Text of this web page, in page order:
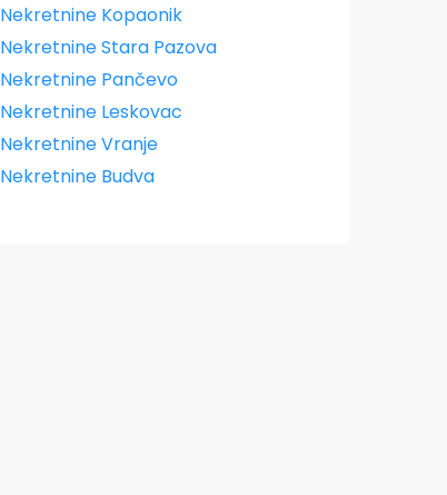
Nekretnine Kopaonik
Nekretnine Stara Pazova
Nekretnine Pančevo
Nekretnine Leskovac
Nekretnine Vranje
Nekretnine Budva